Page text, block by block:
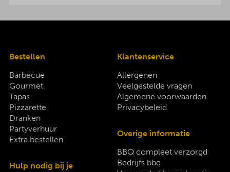
Bestellen
Barbecue
Gourmet
Tapas
Pizzarette
Dranken
Partyverhuur
Extra bestellen
Hulp nodig bij je
Klantenservice
Allergenen
Veelgestelde vragen
Algemene voorwaarden
Privacybeleid
Overige informatie
BBQ compleet verzorgd
Bedrijfs bbq